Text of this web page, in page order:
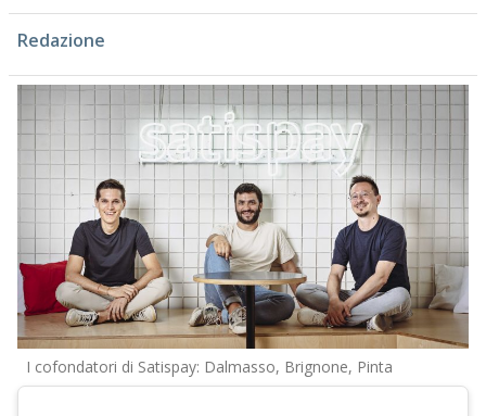
Redazione
I cofondatori di Satispay: Dalmasso, Brignone, Pinta